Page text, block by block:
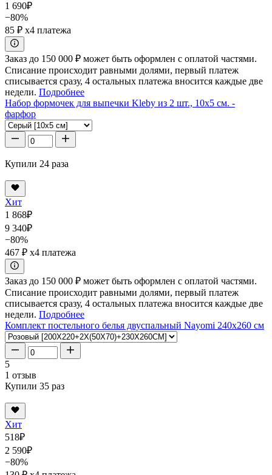
1 690₽
−80%
85 ₽ x4 платежа
Заказ до 150 000 ₽ может быть оформлен с оплатой частями.
Списание происходит равными долями, первый платеж
списывается сразу, 4 остальных платежа вносится каждые две
недели. Подробнее
Набор формочек для выпечки Kleby из 2 шт., 10x5 см. -
фарфор
Купили 24 раза
Хит
1 868₽
9 340₽
−80%
467 ₽ x4 платежа
Заказ до 150 000 ₽ может быть оформлен с оплатой частями.
Списание происходит равными долями, первый платеж
списывается сразу, 4 остальных платежа вносится каждые две
недели. Подробнее
Комплект постельного белья двуспальный Nayomi 240x260 см
5
1 отзыв
Купили 35 раз
Хит
518₽
2 590₽
−80%